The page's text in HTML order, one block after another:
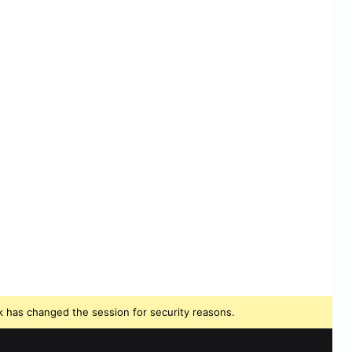
has changed the session for security reasons.